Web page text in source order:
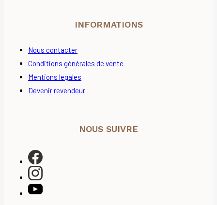
INFORMATIONS
Nous contacter
Conditions générales de vente
Mentions legales
Devenir revendeur
NOUS SUIVRE